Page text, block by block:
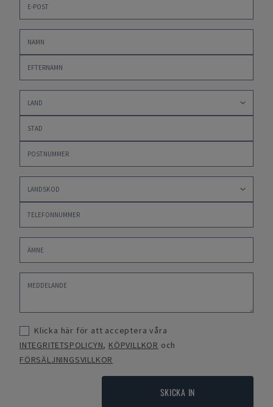
Klicka här för att acceptera våra
INTEGRITETSPOLICYN, KÖPVILLKOR och
FÖRSÄLJNINGSVILLKOR
SKICKA IN